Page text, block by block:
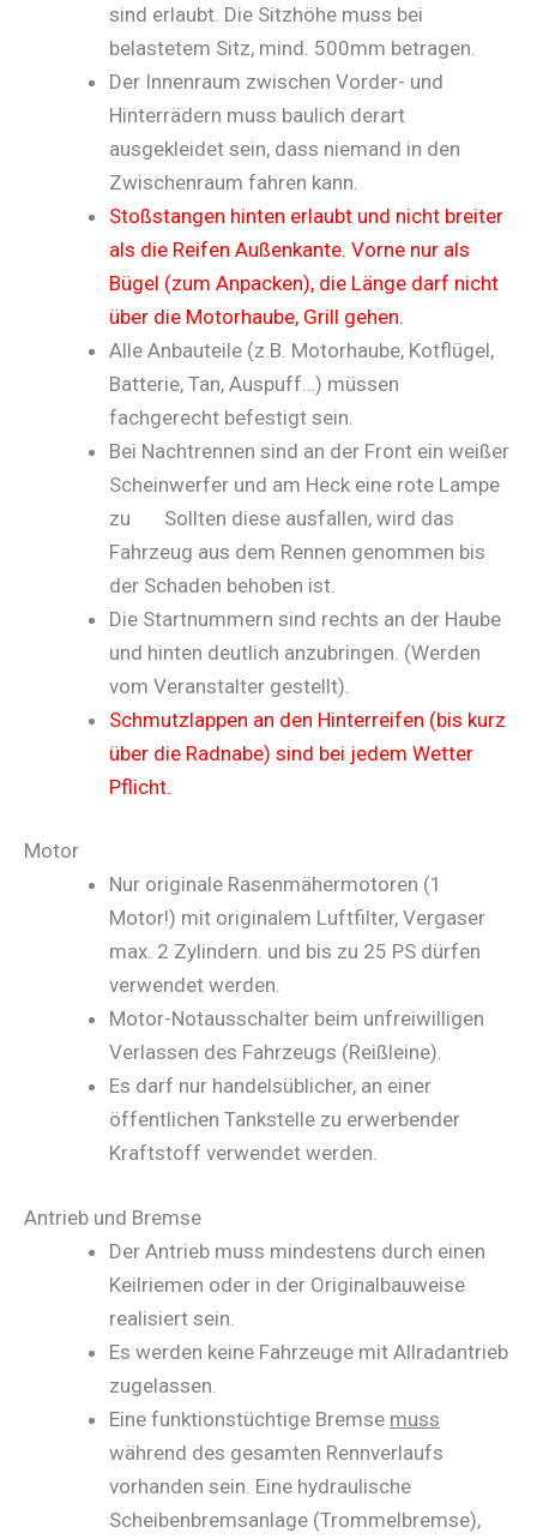
sind erlaubt. Die Sitzhöhe muss bei
belastetem Sitz, mind. 500mm betragen.
Der Innenraum zwischen Vorder- und
Hinterrädern muss baulich derart
ausgekleidet sein, dass niemand in den
Zwischenraum fahren kann.
Stoßstangen hinten erlaubt und nicht breiter
als die Reifen Außenkante. Vorne nur als
Bügel (zum Anpacken), die Länge darf nicht
über die Motorhaube, Grill gehen.
Alle Anbauteile (z.B. Motorhaube, Kotflügel,
Batterie, Tan, Auspuff…) müssen
fachgerecht befestigt sein.
Bei Nachtrennen sind an der Front ein weißer
Scheinwerfer und am Heck eine rote Lampe
zu Sollten diese ausfallen, wird das
Fahrzeug aus dem Rennen genommen bis
der Schaden behoben ist.
Die Startnummern sind rechts an der Haube
und hinten deutlich anzubringen. (Werden
vom Veranstalter gestellt).
Schmutzlappen an den Hinterreifen (bis kurz
über die Radnabe) sind bei jedem Wetter
Pflicht.
Motor
Nur originale Rasenmähermotoren (1
Motor!) mit originalem Luftfilter, Vergaser
max. 2 Zylindern. und bis zu 25 PS dürfen
verwendet werden.
Motor-Notausschalter beim unfreiwilligen
Verlassen des Fahrzeugs (Reißleine).
Es darf nur handelsüblicher, an einer
öffentlichen Tankstelle zu erwerbender
Kraftstoff verwendet werden.
Antrieb und Bremse
Der Antrieb muss mindestens durch einen
Keilriemen oder in der Originalbauweise
realisiert sein.
Es werden keine Fahrzeuge mit Allradantrieb
zugelassen.
Eine funktionstüchtige Bremse muss
während des gesamten Rennverlaufs
vorhanden sein. Eine hydraulische
Scheibenbremsanlage (Trommelbremse),